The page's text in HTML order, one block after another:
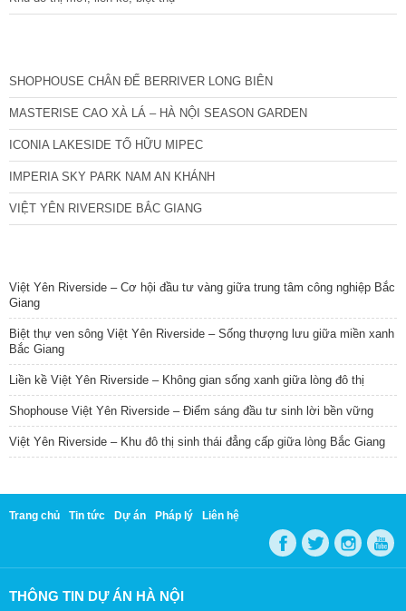
SHOPHOUSE CHÂN ĐẾ BERRIVER LONG BIÊN
MASTERISE CAO XÀ LÁ – HÀ NỘI SEASON GARDEN
ICONIA LAKESIDE TỐ HỮU MIPEC
IMPERIA SKY PARK NAM AN KHÁNH
VIỆT YÊN RIVERSIDE BẮC GIANG
Việt Yên Riverside – Cơ hội đầu tư vàng giữa trung tâm công nghiệp Bắc
Giang
Biệt thự ven sông Việt Yên Riverside – Sống thượng lưu giữa miền xanh
Bắc Giang
Liền kề Việt Yên Riverside – Không gian sống xanh giữa lòng đô thị
Shophouse Việt Yên Riverside – Điểm sáng đầu tư sinh lời bền vững
Việt Yên Riverside – Khu đô thị sinh thái đẳng cấp giữa lòng Bắc Giang
Trang chủ Tin tức Dự án Pháp lý Liên hệ
THÔNG TIN DỰ ÁN HÀ NỘI